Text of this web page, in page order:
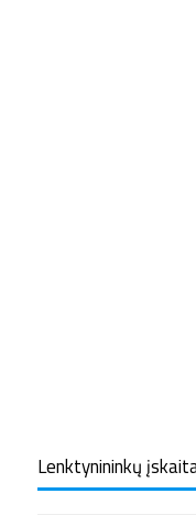
Lenktynininkų